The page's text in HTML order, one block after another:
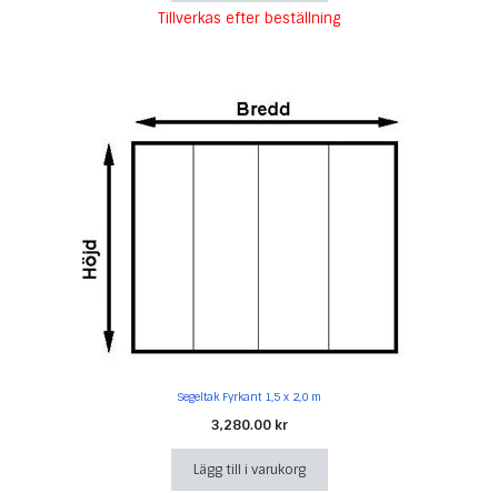
Tillverkas efter beställning
Segeltak Fyrkant 1,5 x 2,0 m
3,280.00 kr
Lägg till i varukorg